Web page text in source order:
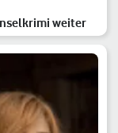
weiter